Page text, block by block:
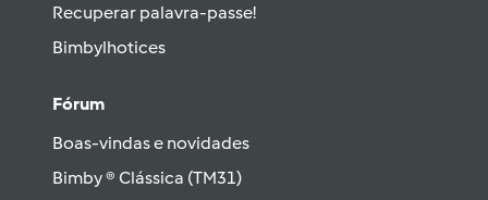
Recuperar palavra-passe!
Bimbylhotices
Fórum
Boas-vindas e novidades
Bimby ® Clássica (TM31)